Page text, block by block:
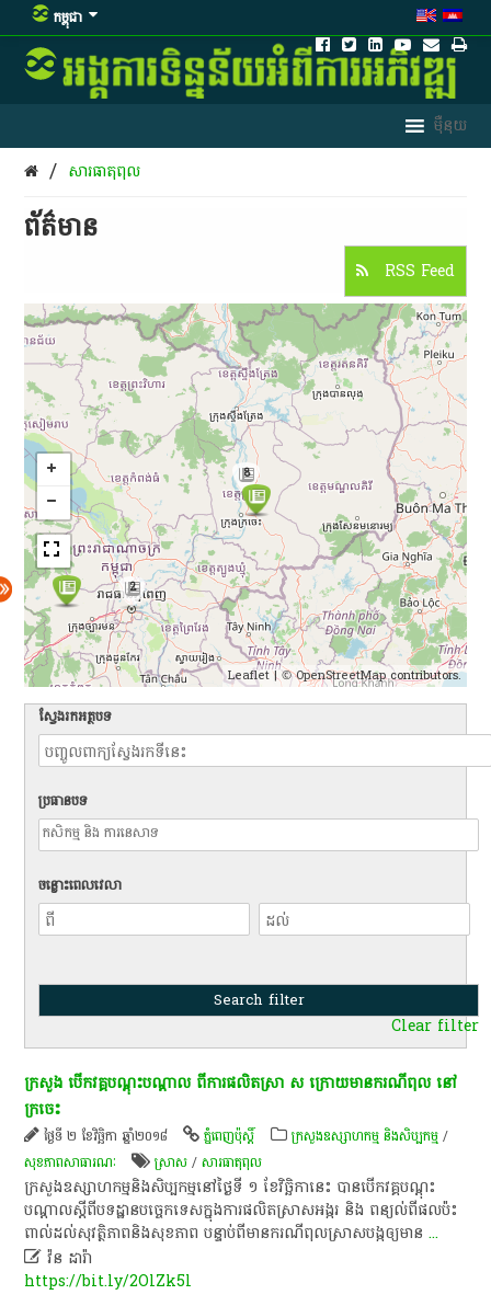
កម្ពុជា
/ សារធាតុពុល
ព័ត៌មាន​
RSS Feed
2
8
Leaflet| ©OpenStreetMapcontributors.
ស្វែងរកអត្ថបទ
ប្រធានបទ
ចន្លោះពេលវេលា
Clear filter
ក្រសួង​​ បើក​វគ្គ​បណ្ដុះ​បណ្ដាល ​ពី​ការ​ផលិត​ស្រា ស​ ក្រោយ​មាន​ករណី​ពុល ​នៅ​
ក្រចេះ
ថ្ងៃទី ២ ខែវិច្ឆិកា ឆ្នាំ២០១៨ ភ្នំពេញប៉ុស្តិ៍ ក្រសួងឧស្សាហកម្ម និងសិប្បកម្ម /
សុខ​ភាព​សា​ធា​រណៈ
​ស្រា​ស /សារធាតុពុល
ក្រ​សួង​ឧស្សា​ហកម្មនិង​សិប្ប​កម្ម​នៅ​ថ្ងៃទី​ ១ ​ខែវិច្ឆិ​កានេះ​ បាន​បើក​វគ្គ​បណ្តុះ​
បណ្តាល​ស្តីពី​បទដ្ឋាន​បច្ចេក​ទេសក្នុង​ការ​ផលិត​ស្រាស​អង្ករ​ និង ​ពន្យល់​ពី​ផល​ប៉ះ​
ពាល់​ដល់​សុវត្ថិ​ភាព​និង​សុខ​ភាព​ បន្ទាប់​ពី​មាន​ករណី​ពុល​ស្រាស​បង្ក​ឲ្យ​មាន...
 វ៉ន ដារ៉ា
https://bit.ly/2OlZk5l